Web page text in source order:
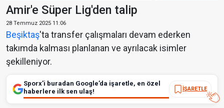
Amir'e Süper Lig'den talip
28 Temmuz 2025 11:06
Beşiktaş'ta transfer çalışmaları devam ederken
takımda kalması planlanan ve ayrılacak isimler
şekilleniyor.
Sporx’i buradan Google’da işaretle, en özel
haberlere ilk sen ulaş!
İŞARETLE